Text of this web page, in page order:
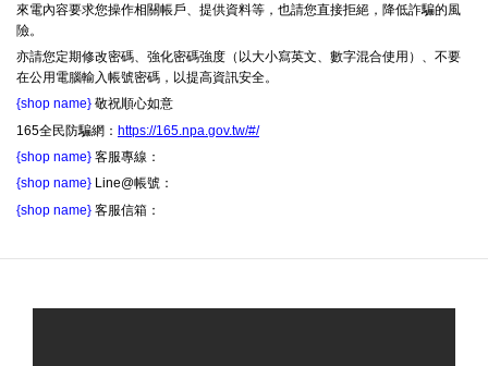
來電內容要求您操作相關帳戶、提供資料等，也請您直接拒絕，降低詐騙的風
險。
亦請您定期修改密碼、強化密碼強度（以大小寫英文、數字混合使用）、不要
在公用電腦輸入帳號密碼，以提高資訊安全。
{shop name} 敬祝順心如意
165全民防騙網： https://165.npa.gov.tw/#/
{shop name} 客服專線：
{shop name} Line@帳號：
{shop name} 客服信箱：